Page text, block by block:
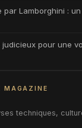
Lamborghini :
pour une
MAGAZINE
techniques,